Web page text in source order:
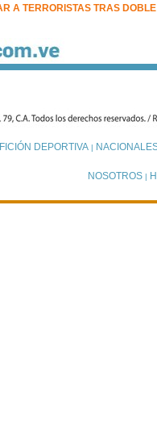
A TERRORISTAS TRAS
DEPORTIVA|
NOSOTROS |